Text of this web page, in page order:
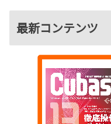
最新コンテンツ